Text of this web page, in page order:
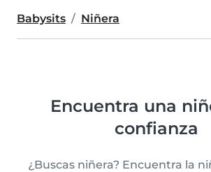
Babysits Niñera
Encuentra una
confianza
¿Buscas niñera? Encuentra la